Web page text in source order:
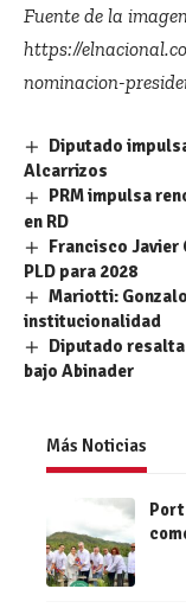
Fuente de la
https://
nominacion-
Diputado
Alcarrizos
PRM impulsa
en RD
Francisco Javier
PLD para 2028
Mariotti:
institucionalidad
Diputado resalta
bajo Abinader
Más Noticias
Port